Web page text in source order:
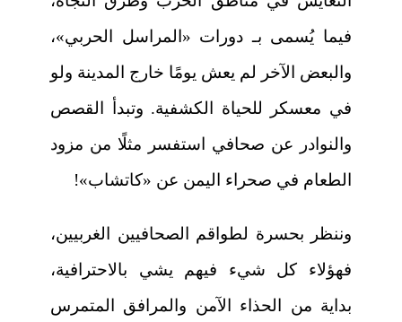
فيما يُسمى بـ دورات «المراسل الحربي»،
والبعض الآخر لم يعش يومًا خارج المدينة ولو
في معسكر للحياة الكشفية. وتبدأ القصص
والنوادر عن صحافي استفسر مثلًا من مزود
الطعام في صحراء اليمن عن «كاتشاب»!
وننظر بحسرة لطواقم الصحافيين الغربيين،
فهؤلاء كل شيء فيهم يشي بالاحترافية،
بداية من الحذاء الآمن والمرافق المتمرس